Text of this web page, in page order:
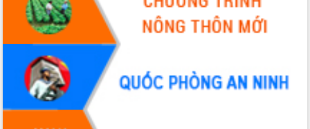
Khơi thông điểm nghẽn, đẩy nhanh
giải ngân vốn khắc phục thiên tai
HĐND tỉnh thông qua điều chỉnh Quy
hoạch tỉnh thời kỳ 2021-2030
Hội thảo góp ý hồ sơ điều chỉnh quy
hoạch tỉnh Đắk Lắk thời kỳ 2021-2030,
tầm nhìn đến năm 2050